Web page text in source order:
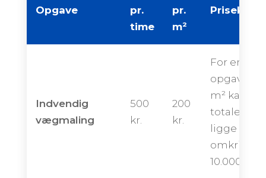
Opgave
pr.
time
pr.
m²
Indvendig
vægmaling
500
kr.
200
kr.
For en
opgave på
m² kan
totale pris
ligge
omkring
10.000